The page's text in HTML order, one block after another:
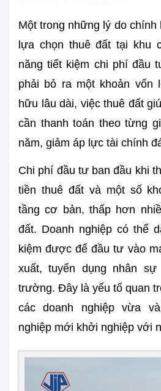
Một trong những lý do chính
lựa chọn thuê đất tại khu
năng tiết kiệm chi phí đầu
phải bỏ ra một khoản vốn
hữu lâu dài, việc thuê đất
cần thanh toán theo từng
năm, giảm áp lực tài chính
Chi phí đầu tư ban đầu khi
tiền thuê đất và một số
tầng cơ bản, thấp hơn
đất. Doanh nghiệp có thể
kiệm được để đầu tư vào
xuất, tuyển dụng nhân
trường. Đây là yếu tố quan
các doanh nghiệp vừa
nghiệp mới khởi nghiệp với